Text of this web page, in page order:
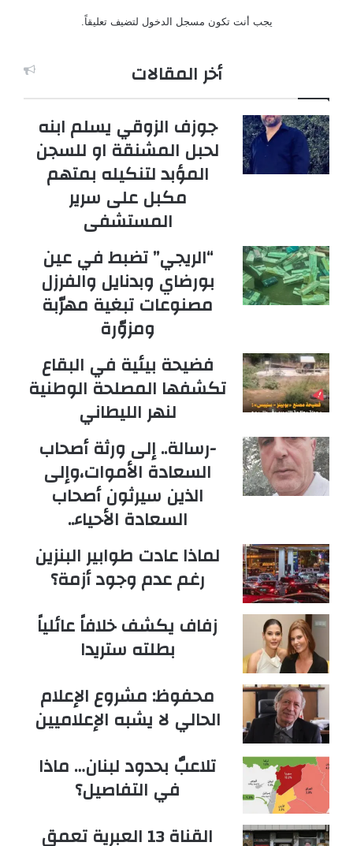
يجب أنت تكون مسجل الدخول لتضيف تعليقاً.
أخر المقالات
جوزف الزوقي يسلم ابنه
لحبل المشنقة او للسجن
المؤبد لتنكيله بمتهم
مكبل على سرير
المستشفى
“الريجي” تضبط في عين
بورضاي وبدنايل والفرزل
مصنوعات تبغية مهرّبة
ومزوّرة
فضيحة بيئية في البقاع
تكشفها المصلحة الوطنية
لنهر الليطاني
-رسالة.. إلى ورثة أصحاب
السعادة الأموات،وإلى
الذين سيرثون أصحاب
السعادة الأحياء..
لماذا عادت طوابير البنزين
رغم عدم وجود أزمة؟
زفاف يكشف خلافاً عائلياً
بطلته ستريدا
محفوظ: مشروع الإعلام
الحالي لا يشبه الإعلاميين
تلاعبٌ بحدود لبنان… ماذا
في التفاصيل؟
القناة 13 العبرية تعمق